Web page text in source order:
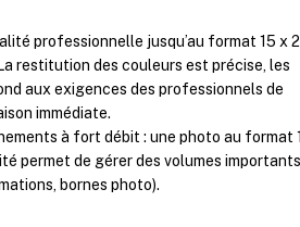
professionnelle jusqu’au format 15 x
restitution des couleurs est précise, les
aux exigences des professionnels de
immédiate.
à fort débit : une photo au format
permet de gérer des volumes
bornes photo).